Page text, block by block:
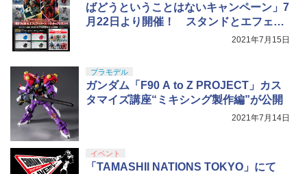
ばどうということはないキャンペーン」7
月22日より開催！ スタンドとエフェク
2021年7月15日
プラモデル
ガンダム「F90 A to Z PROJECT」カス
タマイズ講座“ミキシング製作編”が公開
2021年7月14日
イベント
「TAMASHII NATIONS TOKYO」にて